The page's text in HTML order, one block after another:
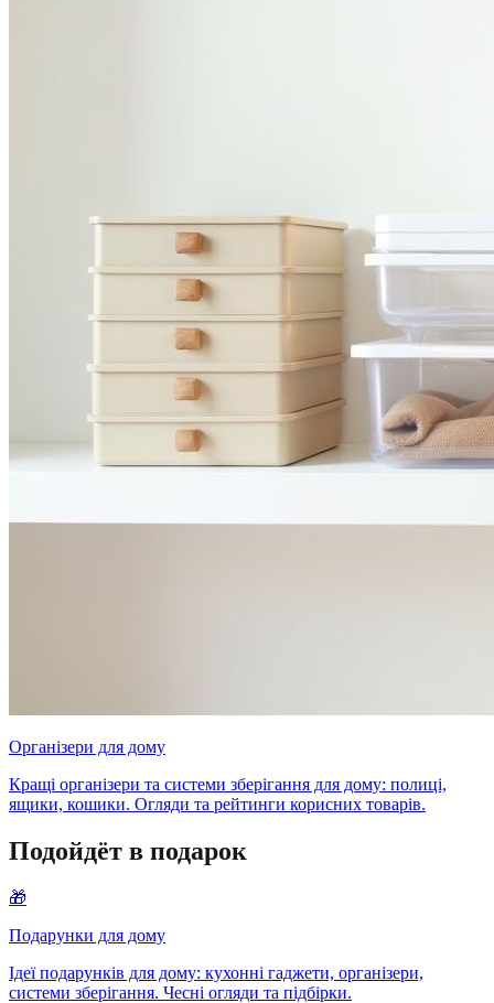
Організери для дому
Кращі організери та системи зберігання для дому: полиці,
ящики, кошики. Огляди та рейтинги корисних товарів.
Подойдёт в подарок
🎁
Подарунки для дому
Ідеї подарунків для дому: кухонні гаджети, організери,
системи зберігання. Чесні огляди та підбірки.